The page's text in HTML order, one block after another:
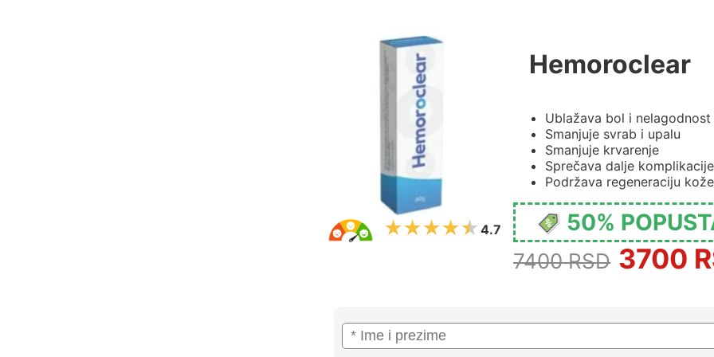
4.7
Hemoroclear
Ublažava bol i nelagodnost
Smanjuje svrab i upalu
Smanjuje krvarenje
Sprečava dalje komplikacije
Podržava regeneraciju kože
50%
7400 RSD 3700